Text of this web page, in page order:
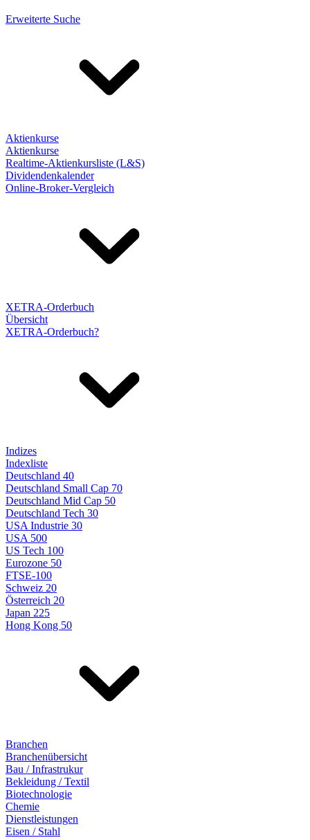
Erweiterte Suche
Aktienkurse
Aktienkurse
Realtime-Aktienkursliste (L&S)
Dividendenkalender
Online-Broker-Vergleich
XETRA-Orderbuch
Übersicht
XETRA-Orderbuch?
Indizes
Indexliste
Deutschland 40
Deutschland Small Cap 70
Deutschland Mid Cap 50
Deutschland Tech 30
USA Industrie 30
USA 500
US Tech 100
Eurozone 50
FTSE-100
Schweiz 20
Österreich 20
Japan 225
Hong Kong 50
Branchen
Branchenübersicht
Bau / Infrastrukur
Bekleidung / Textil
Biotechnologie
Chemie
Dienstleistungen
Eisen / Stahl